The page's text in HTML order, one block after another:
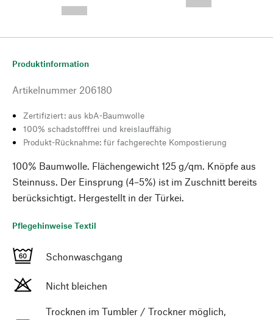
Produktinformation
Artikelnummer 206180
Zertifiziert: aus kbA-Baumwolle
100% schadstofffrei und kreislauffähig
Produkt-Rücknahme: für fachgerechte Kompostierung
100% Baumwolle. Flächengewicht 125 g/qm. Knöpfe aus
Steinnuss. Der Einsprung (4–5%) ist im Zuschnitt bereits
berücksichtigt. Hergestellt in der Türkei.
Pflegehinweise Textil
Schonwaschgang
Nicht bleichen
Trocknen im Tumbler / Trockner möglich,